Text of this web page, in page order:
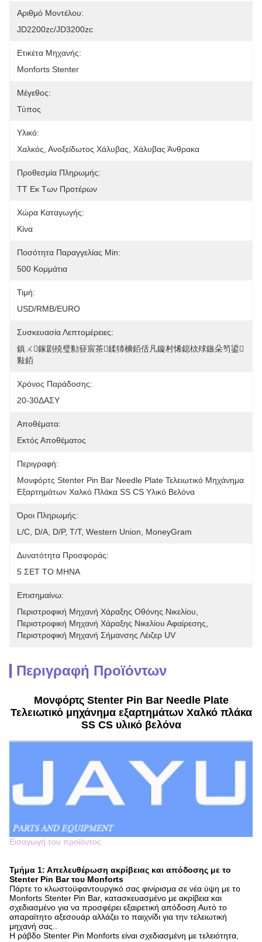
Αριθμό Μοντέλου:
JD2200zc/JD3200zc
Ετικέτα Μηχανής:
Monforts Stenter
Μέγεθος:
Τύπος
Υλικό:
Χαλκός, Ανοξείδωτος Χάλυβας, Χάλυβας Άνθρακα
Προθεσμία Πληρωμής:
TT Εκ Των Προτέρων
Χώρα Καταγωγής:
Κίνα
Ποσότητα Παραγγελίας Min:
500 Κομμάτια
Τιμή:
USD/RMB/EURO
Συσκευασία Λεπτομέρειες:
鎮ㄨ鎵剧殑璧勬簮宸茶鍒犻櫎銆佸凡鏇村悕鎴栨殏鏃朵笉鍙
敤銆
Χρόνος Παράδοσης:
20-30ΔΑΣΥ
Αποθέματα:
Εκτός Αποθέματος
Περιγραφή:
Μονφόρτς Stenter Pin Bar Needle Plate Τελειωτικό Μηχάνημα
Εξαρτημάτων Χαλκό Πλάκα SS CS Υλικό Βελόνα
Όροι Πληρωμής:
L/C, D/A, D/P, T/T, Western Union, MoneyGram
Δυνατότητα Προσφοράς:
5 ΣΕΤ ΤΟ ΜΗΝΑ
Επισημαίνω:
Περιστροφική Μηχανή Χάραξης Οθόνης Νικελίου
Περιστροφική Μηχανή Χάραξης Νικελίου Αφαίρεσης
Περιστροφική Μηχανή Σήμανσης Λέιζερ UV
Περιγραφή Προϊόντων
Μονφόρτς Stenter Pin Bar Needle Plate
Τελειωτικό μηχάνημα εξαρτημάτων Χαλκό πλάκα
SS CS υλικό βελόνα
Εισαγωγή του προϊόντος
Τμήμα 1: Απελευθέρωση ακρίβειας και απόδοσης με το
Stenter Pin Bar του Monforts
Πάρτε το κλωστοϋφαντουργικό σας φινίρισμα σε νέα ύψη με το
Monforts Stenter Pin Bar, κατασκευασμένο με ακρίβεια και
σχεδιασμένο για να προσφέρει εξαιρετική απόδοση.Αυτό το
απαραίτητο αξεσουάρ αλλάζει το παιχνίδι για την τελειωτική
μηχανή σας..
Η ράβδο Stenter Pin Monforts είναι σχεδιασμένη με τελειότητα,